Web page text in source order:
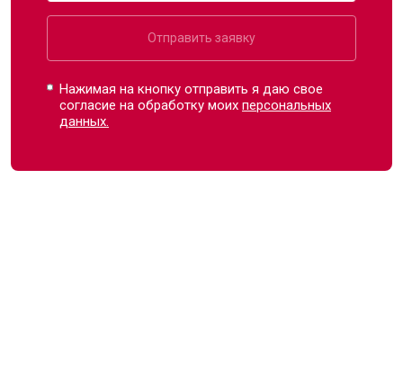
Отправить заявку
Нажимая на кнопку отправить я даю свое
согласие на обработку моихперсональных
данных.